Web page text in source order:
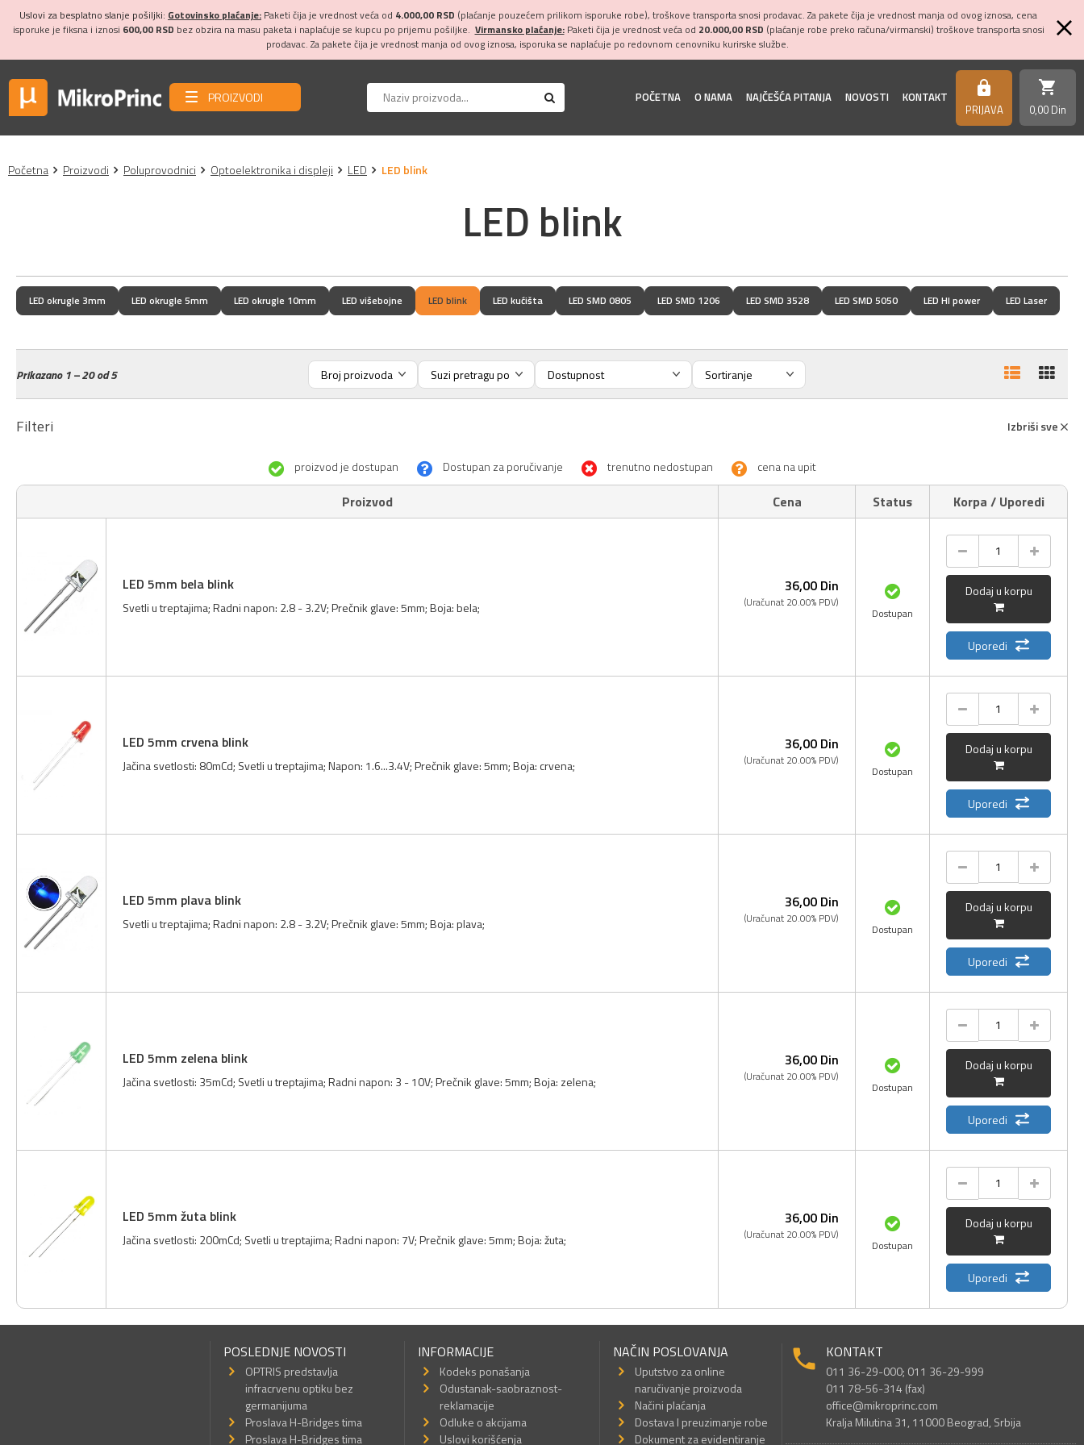
Uslovi za besplatno slanje pošiljki: Gotovinsko plaćanje: Paketi čija je vrednost veća od 4.000,00 RSD (plaćanje pouzećem prilikom isporuke robe), troškove transporta snosi prodavac. Za pakete čija je vrednost manja od ovog iznosa, cena
isporuke je fiksna i iznosi 600,00 RSD bez obzira na masu paketa i naplaćuje se kupcu po prijemu pošiljke. Virmansko plaćanje:Paketi čija je vrednost veća od 20.000,00 RSD (plaćanje robe preko računa/virmanski) troškove transporta snosi
prodavac. Za pakete čija je vrednost manja od ovog iznosa, isporuka se naplaćuje po redovnom cenovniku kurirske službe.
PROIZVODI POČETNA O NAMA NAJČEŠĆA PITANJA NOVOSTI KONTAKT https
PRIJAVA
shopping_cart
0,00 Din
Početna Proizvodi Poluprovodnici Optoelektronika i displeji LED LED blink
LED blink
LED okrugle 3mm LED okrugle 5mm LED okrugle 10mm LED višebojne LED blink LED kućišta LED SMD 0805 LED SMD 1206 LED SMD 3528 LED SMD 5050 LED HI power LED Laser
Prikazano1 – 20 od 5
Filteri Izbriši sve
proizvod je dostupan Dostupan za poručivanje trenutno nedostupan cena na upit
Proizvod Cena Status Korpa / Uporedi
LED 5mm bela blink
Svetli u treptajima; Radni napon: 2.8 - 3.2V; Prečnik glave: 5mm; Boja: bela;
36,00 Din
(Uračunat 20.00% PDV)
Dostupan
Dodaj u korpu
Uporedi
LED 5mm crvena blink
Jačina svetlosti: 80mCd; Svetli u treptajima; Napon: 1.6...3.4V; Prečnik glave: 5mm; Boja: crvena;
36,00 Din
(Uračunat 20.00% PDV)
Dostupan
Dodaj u korpu
Uporedi
LED 5mm plava blink
Svetli u treptajima; Radni napon: 2.8 - 3.2V; Prečnik glave: 5mm; Boja: plava;
36,00 Din
(Uračunat 20.00% PDV)
Dostupan
Dodaj u korpu
Uporedi
LED 5mm zelena blink
Jačina svetlosti: 35mCd; Svetli u treptajima; Radni napon: 3 - 10V; Prečnik glave: 5mm; Boja: zelena;
36,00 Din
(Uračunat 20.00% PDV)
Dostupan
Dodaj u korpu
Uporedi
LED 5mm žuta blink
Jačina svetlosti: 200mCd; Svetli u treptajima; Radni napon: 7V; Prečnik glave: 5mm; Boja: žuta;
36,00 Din
(Uračunat 20.00% PDV)
Dostupan
Dodaj u korpu
Uporedi
POSLEDNJE NOVOSTI
OPTRIS predstavlja
infracrvenu optiku bez
germanijuma
Proslava H-Bridges tima
Proslava H-Bridges tima
INFORMACIJE
Kodeks ponašanja
Odustanak-saobraznost-
reklamacije
Odluke o akcijama
Uslovi korišćenja
NAČIN POSLOVANJA
Uputstvo za online
naručivanje proizvoda
Načini plaćanja
Dostava I preuzimanje robe
Dokument za evidentiranje
KONTAKT
011 36-29-000; 011 36-29-999
011 78-56-314 (fax)
office@mikroprinc.com
Kralja Milutina 31, 11000 Beograd, Srbija